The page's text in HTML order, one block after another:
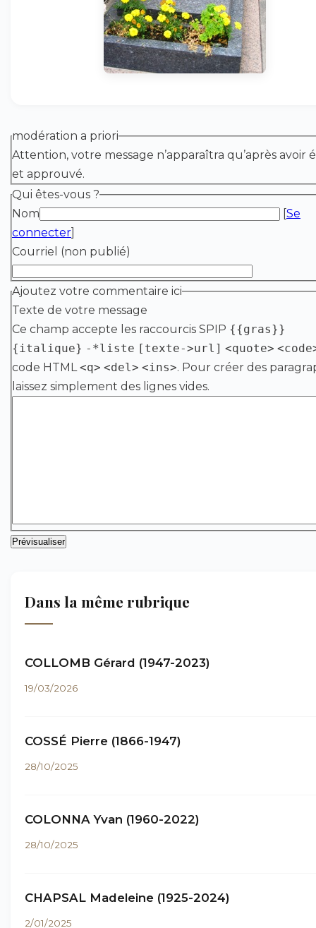
modération a priori
Attention, votre message n’apparaîtra qu’après avoir
et approuvé.
Qui êtes-vous ?
Nom
[Se
connecter]
Courriel (non publié)
Ajoutez votre commentaire ici
Texte de votre message
Ce champ accepte les raccourcis SPIP {{gras}}
{italique} -*liste [texte->url] <quote>
code HTML<q> <del> <ins>. Pour créer des
laissez simplement des lignes vides.
Dans la même rubrique
COLLOMB Gérard (1947-2023)
19/03/2026
COSSÉ Pierre (1866-1947)
28/10/2025
COLONNA Yvan (1960-2022)
28/10/2025
CHAPSAL Madeleine (1925-2024)
2/01/2025